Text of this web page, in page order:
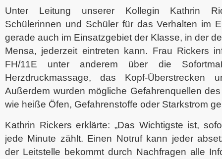
Unter Leitung unserer Kollegin Kathrin
Schülerinnen und Schüler für das Verhalten im
gerade auch im Einsatzgebiet der Klasse, in der
Mensa, jederzeit eintreten kann. Frau Rickers
FH/11E unter anderem über die
Herzdruckmassage, das Kopf-Überstrecken
Außerdem wurden mögliche Gefahrenquellen
wie heiße Öfen, Gefahrenstoffe oder Starkstrom
Kathrin Rickers erklärte: „Das Wichtigste ist,
jede Minute zählt. Einen Notruf kann jeder
der Leitstelle bekommt durch Nachfragen alle